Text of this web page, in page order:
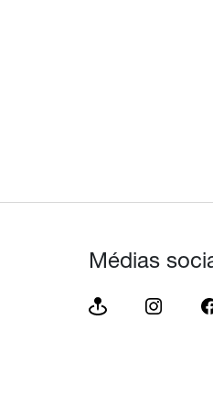
Médias